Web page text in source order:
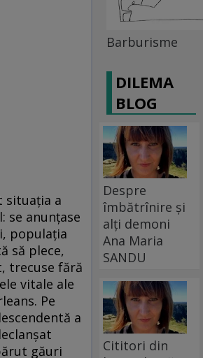
situaţia a
se anunţase
populaţia
să plece,
trecuse fără
vitale ale
Pe
a
găuri
Barburisme
DILEMA
BLOG
Despre
îmbătrînire și
alți demoni
Ana Maria
SANDU
Cititori din